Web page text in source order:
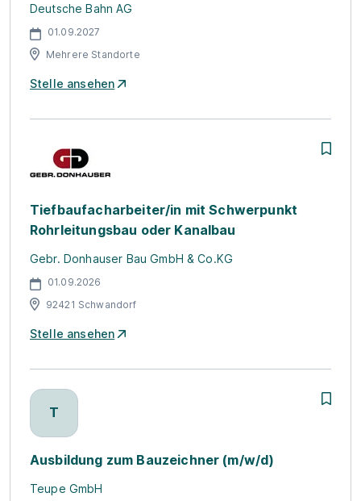
Deutsche Bahn AG
01.09.2027
Mehrere Standorte
Stelle ansehen
Tiefbaufacharbeiter/in mit Schwerpunkt
Rohrleitungsbau oder Kanalbau
Gebr. Donhauser Bau GmbH & Co.KG
01.09.2026
92421 Schwandorf
Stelle ansehen
T
Ausbildung zum Bauzeichner (m/w/d)
Teupe GmbH